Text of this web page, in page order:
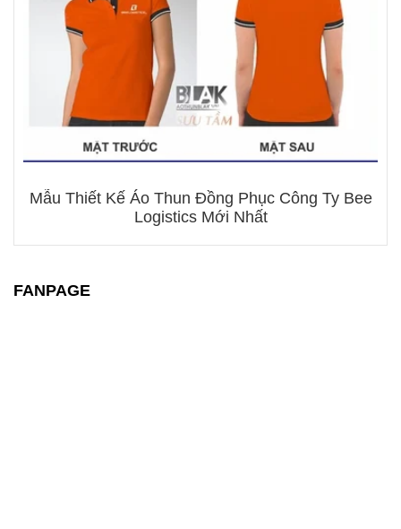
Mẫu Thiết Kế Áo Thun Đồng Phục Công Ty Bee
Logistics Mới Nhất
FANPAGE